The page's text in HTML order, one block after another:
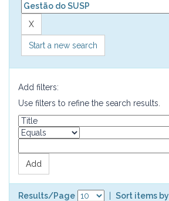
Start a new search
Add filters:
Use filters to refine the search results.
Results/Page
Sort items by